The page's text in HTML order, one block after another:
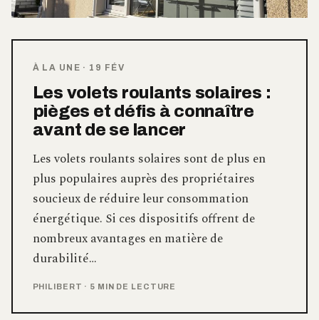
À LA UNE · 19 FÉV
Les volets roulants solaires :
pièges et défis à connaître
avant de se lancer
Les volets roulants solaires sont de plus en
plus populaires auprès des propriétaires
soucieux de réduire leur consommation
énergétique. Si ces dispositifs offrent de
nombreux avantages en matière de
durabilité…
PHILIBERT · 5 MIN DE LECTURE